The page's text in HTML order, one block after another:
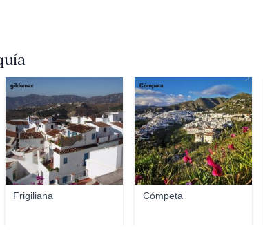
Frigiliana
gildemax
Cómpeta
Cómpeta